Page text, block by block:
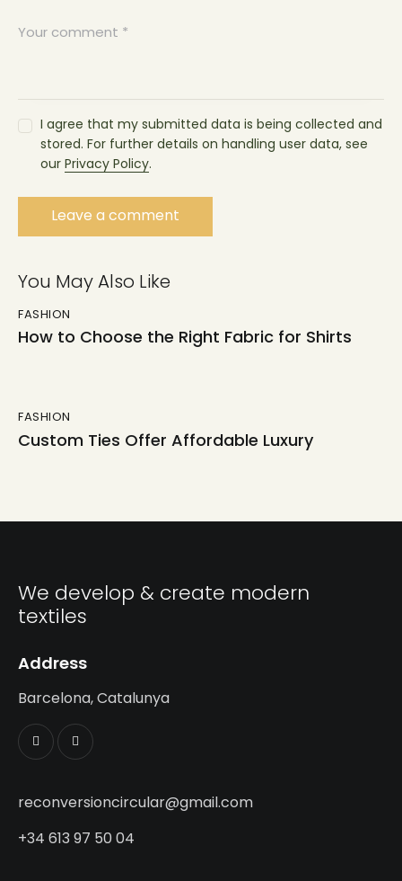
I agree that my submitted data is being collected and
stored. For further details on handling user data, see
our Privacy Policy.
You May Also Like
FASHION
How to Choose the Right Fabric for Shirts
FASHION
Custom Ties Offer Affordable Luxury
We develop & create modern
textiles
Address
Barcelona, Catalunya
reconversioncircular@gmail.com
+34 613 97 50 04